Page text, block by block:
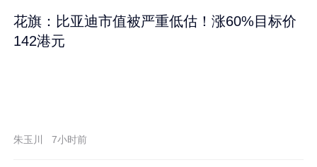
花旗：比亚迪市值被严重低估！涨60%目标价
142港元
朱玉川 7小时前